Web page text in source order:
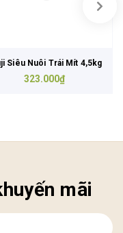
Siêu Nuôi Trái Mít 4,5kg
323.000₫
mãi